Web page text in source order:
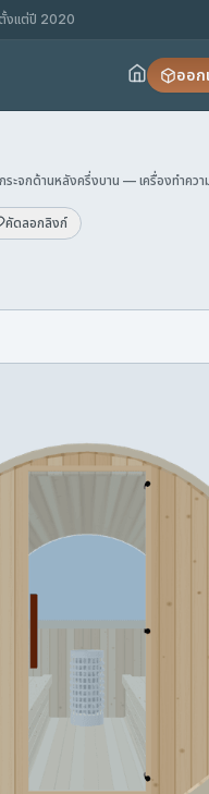
ตั้งแต่ปี 2020
ออก
จกด้านหลังครึ่งบาน — เครื่องทำควา
คัดลอกลิงก์